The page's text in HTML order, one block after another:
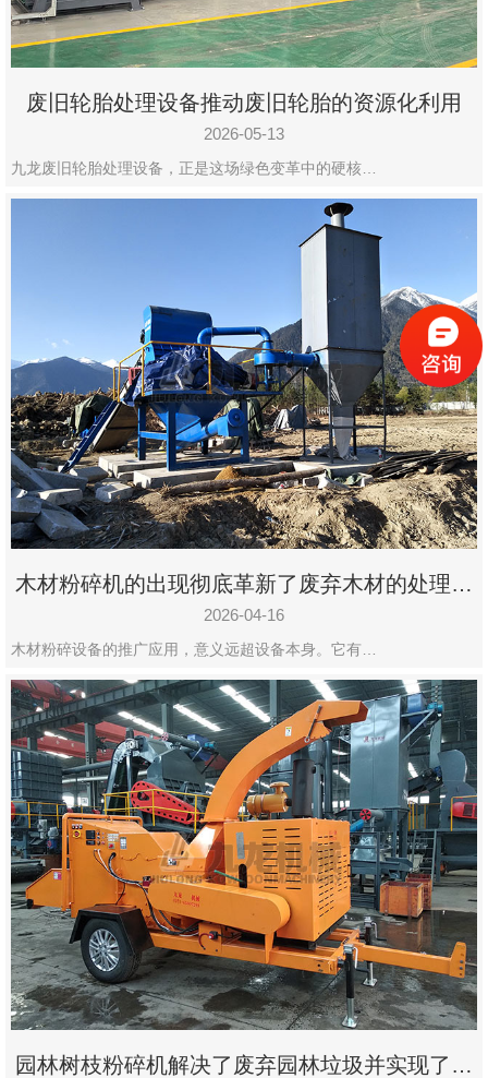
废旧轮胎处理设备推动废旧轮胎的资源化利用
2026-05-13
九龙废旧轮胎处理设备，正是这场绿色变革中的硬核…
木材粉碎机的出现彻底革新了废弃木材的处理模
式
2026-04-16
木材粉碎设备的推广应用，意义远超设备本身。它有…
园林树枝粉碎机解决了废弃园林垃圾并实现了再